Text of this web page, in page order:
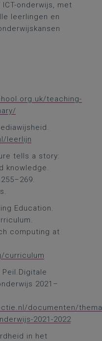
onderwijs, met
leerlingen en
teaching-
leerlijn
tells a story:
knowledge.
Education.
computing at
curriculum
2021–
documenten/
2021-2022
in het